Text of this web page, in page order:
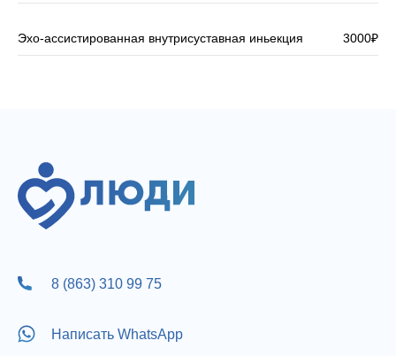
Эхо-ассистированная внутрисуставная иньекция 3000₽
8 (863) 310 99 75
Написать WhatsApp